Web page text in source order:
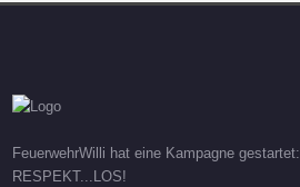
FeuerwehrWilli hat eine Kampagne gestartet:
RESPEKT...LOS!